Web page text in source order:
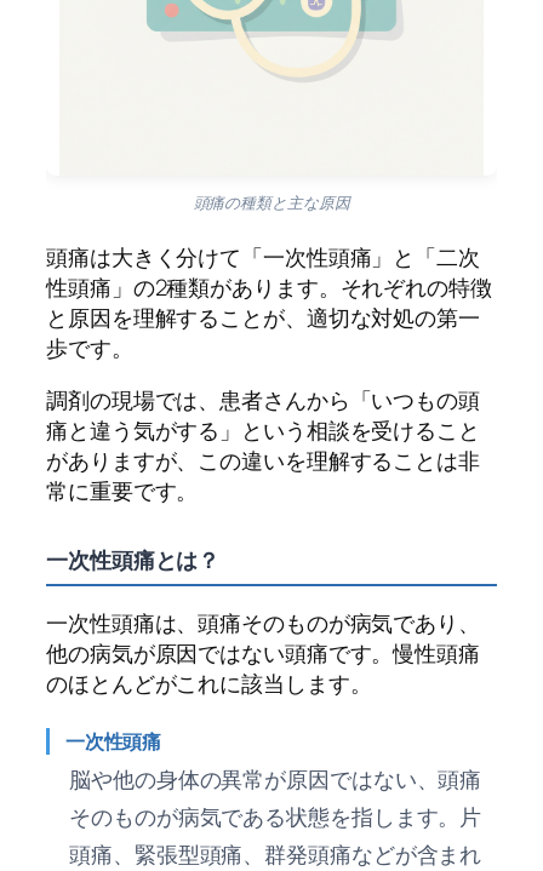
頭痛の種類と主な原因
頭痛は大きく分けて「一次性頭痛」と「二次
性頭痛」の2種類があります。それぞれの特徴
と原因を理解することが、適切な対処の第一
歩です。
調剤の現場では、患者さんから「いつもの頭
痛と違う気がする」という相談を受けること
がありますが、この違いを理解することは非
常に重要です。
一次性頭痛とは？
一次性頭痛は、頭痛そのものが病気であり、
他の病気が原因ではない頭痛です。慢性頭痛
のほとんどがこれに該当します。
一次性頭痛
脳や他の身体の異常が原因ではない、頭痛
そのものが病気である状態を指します。片
頭痛、緊張型頭痛、群発頭痛などが含まれ